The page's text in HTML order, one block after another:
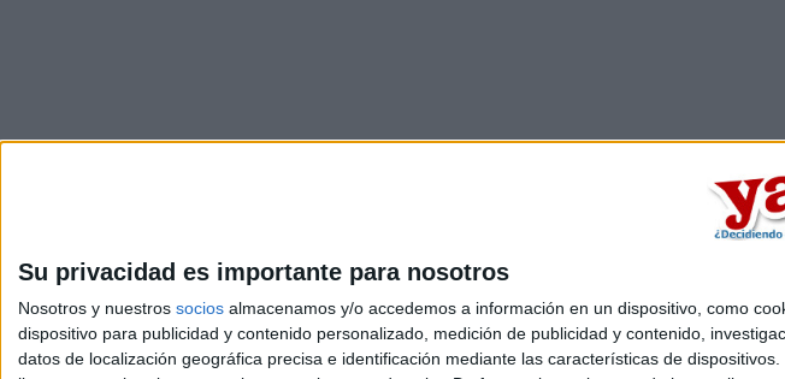
Su privacidad es importante para nosotros
Nosotros y nuestros socios almacenamos y/o accedemos a información en un dispositivo, como
dispositivo para publicidad y contenido personalizado, medición de publicidad y contenido,
datos de localización geográfica precisa e identificación mediante las características de
Quiénes somos
Aviso legal|Politica de privacidad|
© 2003-2026Compás Mediterráneo S.L.- Diego de